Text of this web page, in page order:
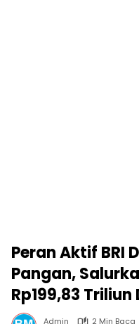
Peran Aktif BRI
Pangan,
Rp199,83
Admin
2 Min Baca